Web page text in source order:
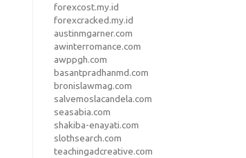
forexcost.my.id
forexcracked.my.id
austinmgarner.com
awinterromance.com
awppgh.com
basantpradhanmd.com
bronislawmag.com
salvemoslacandela.com
seasabia.com
shakiba-enayati.com
slothsearch.com
teachingadcreative.com